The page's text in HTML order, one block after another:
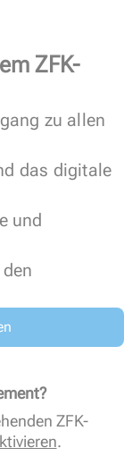
ZFK-
zu allen
das digitale
und
ZFK-
.